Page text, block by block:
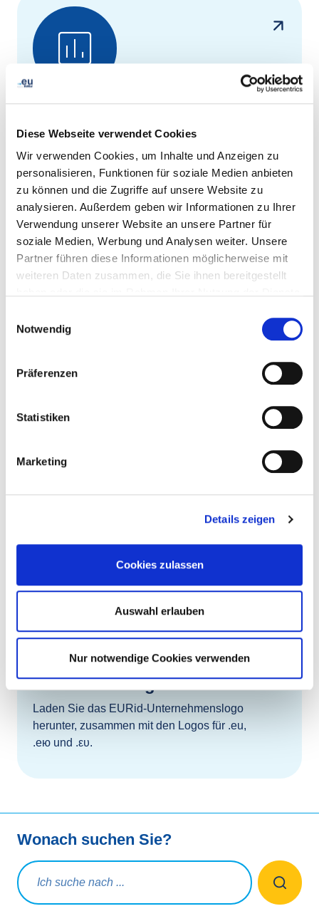
Diese Webseite verwendet Cookies
Wir verwenden Cookies, um Inhalte und Anzeigen zu
personalisieren, Funktionen für soziale Medien anbieten
zu können und die Zugriffe auf unsere Website zu
analysieren. Außerdem geben wir Informationen zu Ihrer
Verwendung unserer Website an unsere Partner für
soziale Medien, Werbung und Analysen weiter. Unsere
Partner führen diese Informationen möglicherweise mit
weiteren Daten zusammen, die Sie ihnen bereitgestellt
Notwendig
Präferenzen
Statistiken
Marketing
Details zeigen
Cookies zulassen
Auswahl erlauben
Nur notwendige Cookies verwenden
vierteljährliche Berichte
Die jährlichen und vierteljährlichen Berichte
von EURid bieten Einblicke in die
Registrierungstrends und detaillierte
Statistiken zu den Registrierungen.
.eu Illustrated stellt die Geschichten von .eu-
Domainname .eu Unternehmen bei der
Bilder und Logos
Laden Sie das EURid-Unternehmenslogo
herunter, zusammen mit den Logos für .eu,
.ею und .ευ.
Wonach suchen Sie?
Suchanfrage